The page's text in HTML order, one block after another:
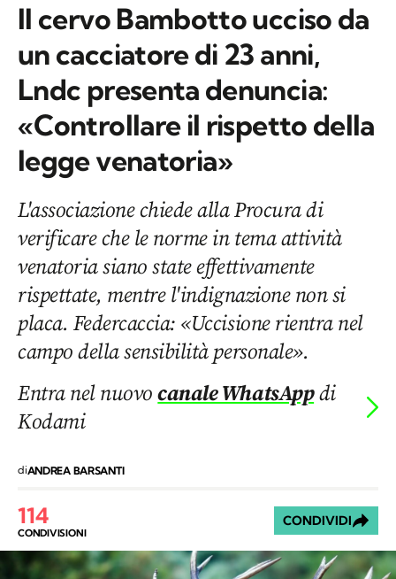
Il cervo Bambotto ucciso da
un cacciatore di 23 anni,
Lndc presenta denuncia:
«Controllare il rispetto della
legge venatoria»
L'associazione chiede alla Procura di
verificare che le norme in tema attività
venatoria siano state effettivamente
rispettate, mentre l'indignazione non si
placa. Federcaccia: «Uccisione rientra nel
campo della sensibilità personale».
Entra nel nuovocanale WhatsAppdi
Kodami
diANDREA BARSANTI
114
CONDIVISIONI
CONDIVIDI